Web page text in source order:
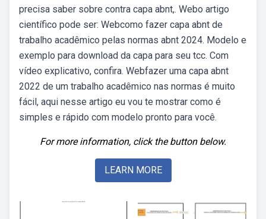
precisa saber sobre contra capa abnt,. Webo artigo
científico pode ser: Webcomo fazer capa abnt de
trabalho acadêmico pelas normas abnt 2024. Modelo e
exemplo para download da capa para seu tcc. Com
vídeo explicativo, confira. Webfazer uma capa abnt
2022 de um trabalho acadêmico nas normas é muito
fácil, aqui nesse artigo eu vou te mostrar como é
simples e rápido com modelo pronto para você.
For more information, click the button below.
LEARN MORE